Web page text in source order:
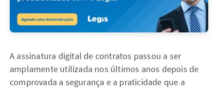
A assinatura digital de contratos passou a ser
amplamente utilizada nos últimos anos depois de
comprovada a segurança e a praticidade que a